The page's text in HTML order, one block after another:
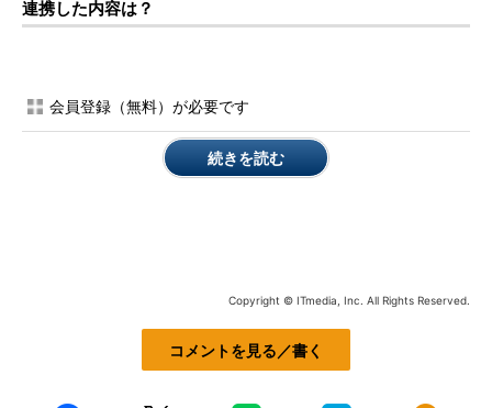
連携した内容は？
会員登録（無料）が必要です
続きを読む
Copyright © ITmedia, Inc. All Rights Reserved.
コメントを見る／書く